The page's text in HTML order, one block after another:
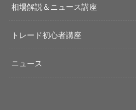
相場解説＆ニュース講座
トレード初心者講座
ニュース